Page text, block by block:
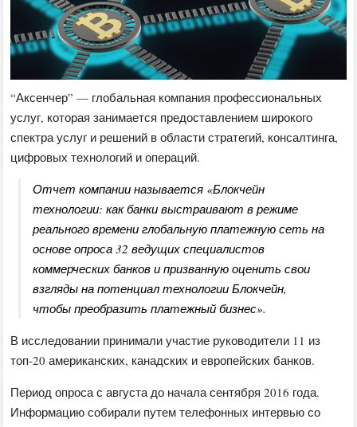
“Аксенчер” — глобальная компания профессиональных
услуг, которая занимается предоставлением широкого
спектра услуг и решений в области стратегий, консалтинга,
цифровых технологий и операций.
Отчет компании называется «Блокчейн
технологии: как банки выстраивают в режиме
реального времени глобальную платежную сеть на
основе опроса 32 ведущих специалистов
коммерческих банков и призванную оценить свои
взгляды на потенциал технологии Блокчейн,
чтобы преобразить платежный бизнес».
В исследовании принимали участие руководители 11 из
топ-20 американских, канадских и европейских банков.
Период опроса с августа до начала сентября 2016 года.
Информацию собирали путем телефонных интервью со